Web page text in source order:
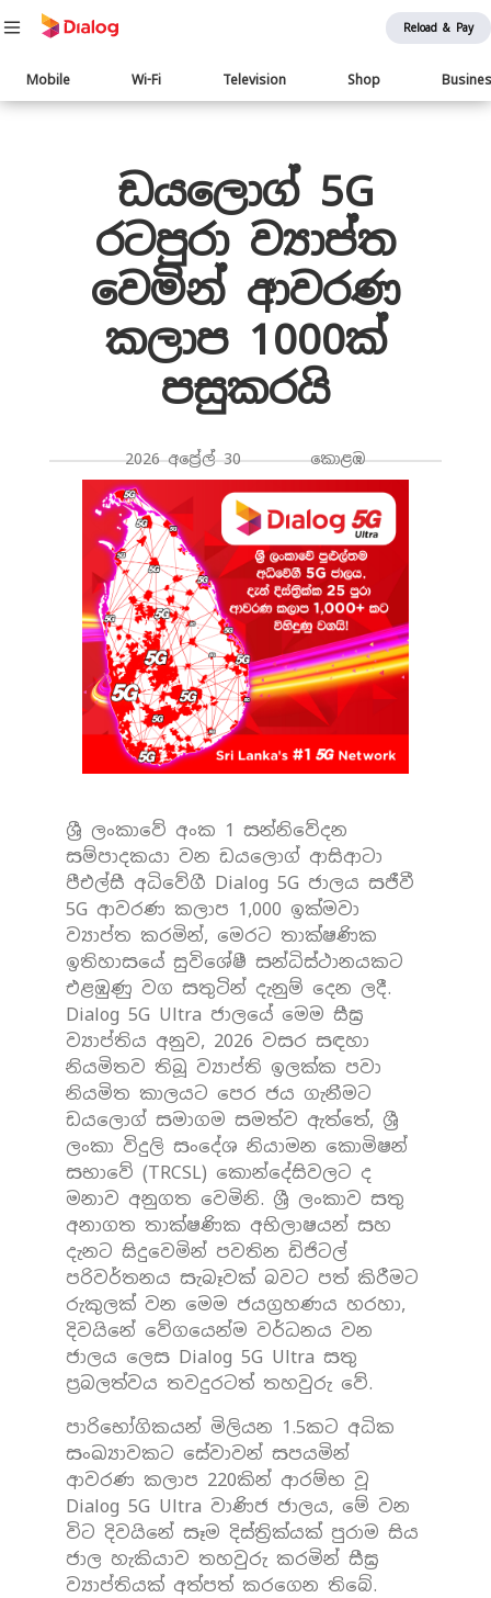
Reload & Pay
Main
navigation
Mobile Wi-Fi Television Shop
Body
ඩයලොග් 5G
රටපුරා ව්‍යාප්ත
වෙමින් ආවරණ
කලාප 1000ක්
පසුකරයි
2026 අප්‍රේල් 30 කොළඹ
ශ්‍රී ලංකාවේ අංක 1 සන්නිවේදන
සම්පාදකයා වන ඩයලොග් ආසිආටා
පීඑල්සී අධිවේගී Dialog 5G ජාලය සජීවී
5G ආවරණ කලාප 1,000 ඉක්මවා
ව්‍යාප්ත කරමින්, මෙරට තාක්ෂණික
ඉතිහාස‌යේ සුවිශේෂී සන්ධිස්ථානයකට
එළඹුණු වග සතුටින් දැනුම් දෙන ලදී.
Dialog 5G Ultra ජාලයේ මෙම සීඝ්‍ර
ව්‍යාප්තිය අනුව, 2026 වසර සඳහා
නියමිතව තිබූ ව්‍යාප්ති ඉලක්ක පවා
නියමිත කාලයට පෙර ජය ගැනීමට
ඩයලොග් සමාගම සමත්ව ඇත්තේ, ශ්‍රී
ලංකා විදුලි සංදේශ නියාමන කොමිෂන්
සභාවේ (TRCSL) කොන්දේසිවලට ද
මනාව අනුගත වෙමිනි. ශ්‍රී ලංකාව සතු
අනාගත තාක්ෂණික අභිලාෂයන් සහ
දැනට සිදුවෙමින් පවතින ඩිජිටල්
පරිවර්තනය සැබෑවක් බවට පත් කිරීමට
රුකුලක් වන මෙම ජයග්‍රහණය හරහා,
දිවයිනේ වේගයෙන්ම වර්ධනය වන
ජාලය ලෙස Dialog 5G Ultra සතු
ප්‍රබලත්වය තවදුරටත් තහවුරු වේ.
පාරිභෝගිකයන් මිලියන 1.5කට අධික
සංඛ්‍යාවකට සේවාවන් සපයමින්
ආවරණ කලාප 220කින් ආරම්භ වූ
Dialog 5G Ultra වාණිජ ජාලය, මේ වන
විට දිවයිනේ සෑම දිස්ත්‍රික්යක් පුරාම සිය
ජාල හැකියාව තහවුරු කරමින් සීඝ්‍ර
ව්‍යාප්තියක් අත්පත් කරගෙන තිබේ.